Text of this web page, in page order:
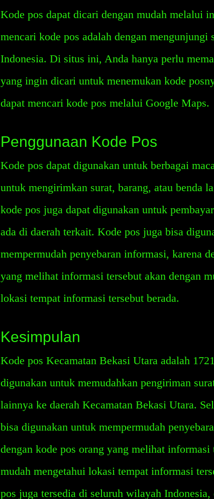
Kode pos dapat dicari dengan mudah melalui
mencari kode pos adalah dengan mengunjungi
Indonesia. Di situs ini, Anda hanya perlu
yang ingin dicari untuk menemukan kode
dapat mencari kode pos melalui Google Maps.
Penggunaan Kode Pos
Kode pos dapat digunakan untuk berbagai
untuk mengirimkan surat, barang, atau benda
kode pos juga dapat digunakan untuk
ada di daerah terkait. Kode pos juga bisa
mempermudah penyebaran informasi, karena
yang melihat informasi tersebut akan dengan
lokasi tempat informasi tersebut berada.
Kesimpulan
Kode pos Kecamatan Bekasi Utara adalah
digunakan untuk memudahkan pengiriman
lainnya ke daerah Kecamatan Bekasi Utara.
bisa digunakan untuk mempermudah
dengan kode pos orang yang melihat informasi
mudah mengetahui lokasi tempat informasi
pos juga tersedia di seluruh wilayah